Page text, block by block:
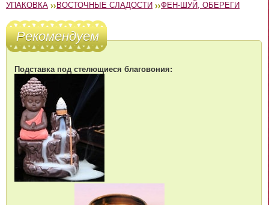
УПАКОВКА
ВОСТОЧНЫЕ СЛАДОСТИ ФЕН-ШУЙ, ОБЕРЕГИ
Рекомендуем
Подставка под стелющиеся благовония: